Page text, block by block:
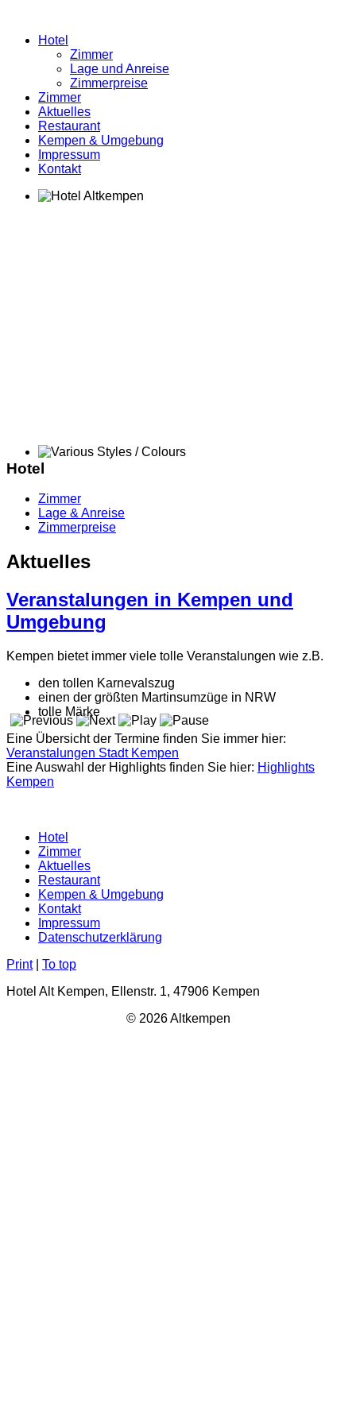
Hotel
Zimmer
Lage und Anreise
Zimmerpreise
Zimmer
Aktuelles
Restaurant
Kempen & Umgebung
Impressum
Kontakt
Hotel
Zimmer
Lage & Anreise
Zimmerpreise
Aktuelles
Veranstalungen in Kempen und
Umgebung
Kempen bietet immer viele tolle Veranstalungen wie z.B.
den tollen Karnevalszug
einen der größten Martinsumzüge in NRW
tolle Märke
Eine Übersicht der Termine finden Sie immer hier:
Veranstalungen Stadt Kempen
Eine Auswahl der Highlights finden Sie hier: Highlights
Kempen
Hotel
Zimmer
Aktuelles
Restaurant
Kempen & Umgebung
Kontakt
Impressum
Datenschutzerklärung
Print| To top
Hotel Alt Kempen, Ellenstr. 1, 47906 Kempen
© 2026 Altkempen